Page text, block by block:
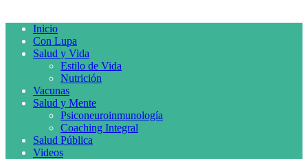
Inicio
Con Lupa
Salud y Vida
Estilo de Vida
Nutrición
Vacunas
Salud y Mente
Psiconeuroinmunología
Coaching Integral
Salud Pública
Videos